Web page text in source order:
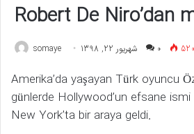
Robert De Niro’dan
somaye شهریور 22, 1398 ۰ 520
Amerika’da yaşayan Türk oyuncu
günlerde Hollywood’un efsane
New York’ta bir araya geldi.